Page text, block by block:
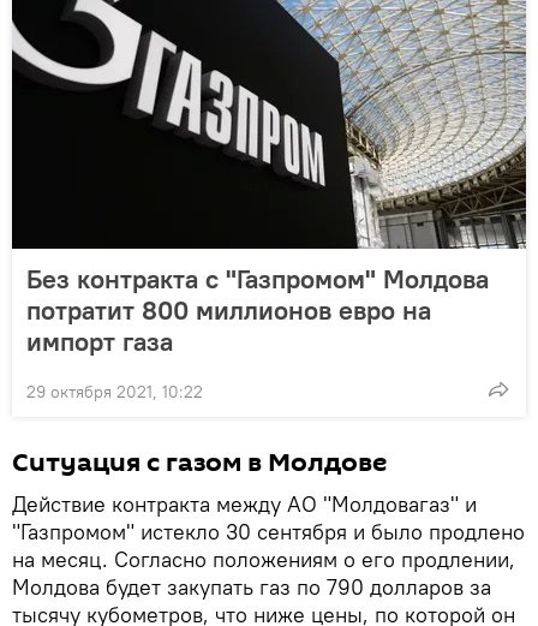
Без контракта с "Газпромом" Молдова
потратит 800 миллионов евро на
импорт газа
29 октября 2021, 10:22
Ситуация с газом в Молдове
Действие контракта между АО "Молдовагаз" и
"Газпромом" истекло 30 сентября и было продлено
на месяц. Согласно положениям о его продлении,
Молдова будет закупать газ по 790 долларов за
тысячу кубометров, что ниже цены, по которой он